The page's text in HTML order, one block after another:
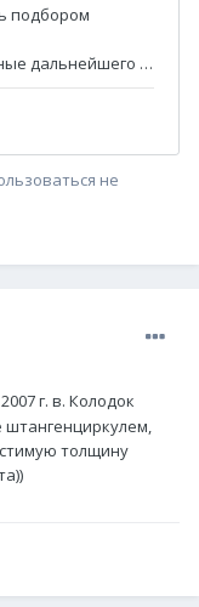
не
г. в. Колодок
штангенциркулем,
толщину